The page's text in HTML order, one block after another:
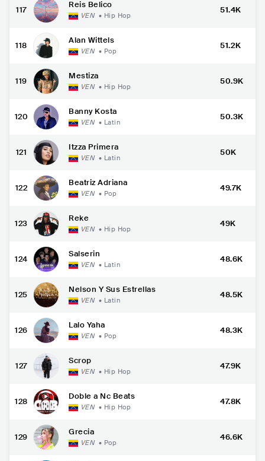
117
Reis Belico
VEN • Hip Hop
51.4K
118
Alan Wittels
VEN • Pop
51.2K
119
Mestiza
VEN • Hip Hop
50.9K
120
Banny Kosta
VEN • Latin
50.3K
121
Itzza Primera
VEN • Latin
50K
122
Beatriz Adriana
VEN • Pop
49.7K
123
Reke
VEN • Hip Hop
49K
124
Salserin
VEN • Latin
48.6K
125
Nelson Y Sus Estrellas
VEN • Latin
48.5K
126
Lalo Yaha
VEN • Pop
48.3K
127
Scrop
VEN • Hip Hop
47.9K
128
Doble a Nc Beats
VEN • Hip Hop
47.8K
129
Grecia
VEN • Pop
46.6K